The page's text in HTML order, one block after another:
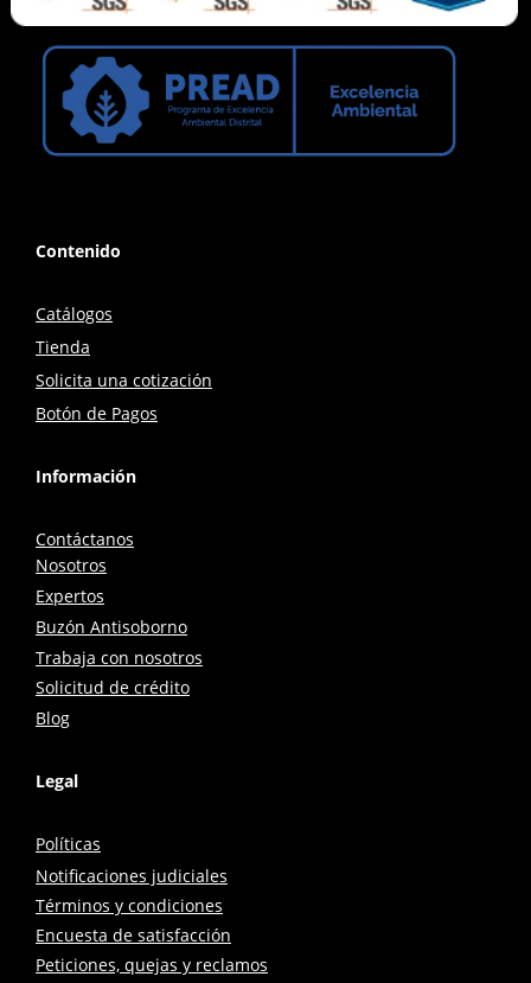
Contenido
Catálogos
Tienda
Solicita una cotización
Botón de Pagos
Información
Contáctanos
Nosotros
Expertos
Buzón Antisoborno
Trabaja con nosotros
Solicitud de crédito
Blog
Legal
Políticas
Notificaciones judiciales
Términos y condiciones
Encuesta de satisfacción
Peticiones, quejas y reclamos